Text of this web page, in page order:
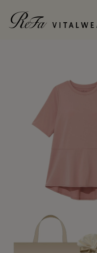
WOMEN
新商品
全ての商
新商品
全ての商